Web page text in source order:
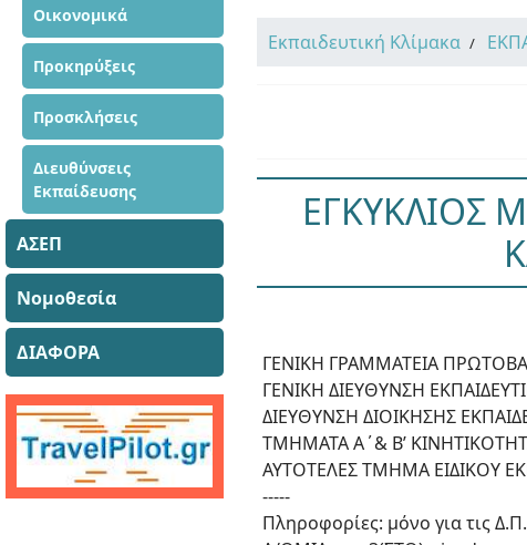
Οικονομικά
Προκηρύξεις
Προσκλήσεις
Διευθύνσεις
Εκπαίδευσης
ΑΣΕΠ
Νομοθεσία
ΔΙΑΦΟΡΑ
Εκπαιδευτική Κλίμακα
ΕΓΚΥΚΛΙΟΣ
ΓΕΝΙΚΗ ΓΡΑΜΜΑΤΕΙΑ
ΓΕΝΙΚΗ ΔΙΕΥΘΥΝΣΗ
ΔΙΕΥΘΥΝΣΗ ΔΙΟΙΚΗΣΗΣ
ΤΜΗΜΑΤΑ Α΄& Β’
ΑΥΤΟΤΕΛΕΣ ΤΜΗΜΑ ΕΙΔΙΚΟΥ
-----
Πληροφορίες: μόνο για τις